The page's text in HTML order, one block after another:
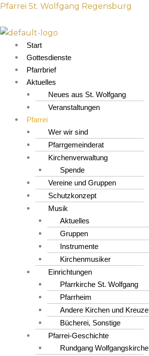
Z
m
Pfarrei St. Wolfgang Regensburg
M
n
Start
Gottesdienste
Pfarrbrief
Aktuelles
Neues aus St. Wolfgang
Veranstaltungen
Pfarrei
Wer wir sind
Pfarrgemeinderat
Kirchenverwaltung
Spende
Vereine und Gruppen
Schutzkonzept
Musik
Aktuelles
Gruppen
Instrumente
Kirchenmusiker
Einrichtungen
Pfarrkirche St. Wolfgang
Pfarrheim
Andere Kirchen und Kreuze
Bücherei, Sonstige
Pfarrei-Geschichte
Rundgang Wolfgangskirche